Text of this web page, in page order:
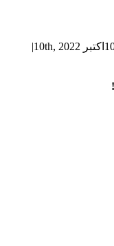
اکتبر 10th, 2022
|